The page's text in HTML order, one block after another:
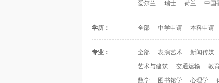
爱尔兰
瑞士 荷兰 中国
学历： 全部 中学申请 本科申请
专业： 全部 表演艺术 新闻传媒
艺术与建筑
交通运输 教
数学
图书馆学 心理学